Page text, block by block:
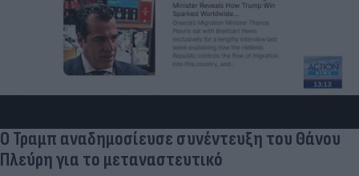
Σαφάρι ελέγχων από την ΑΑΔΕ στα νησιά μετά
απο ρεκόρ καταγγελιών φοροδιαφυγής